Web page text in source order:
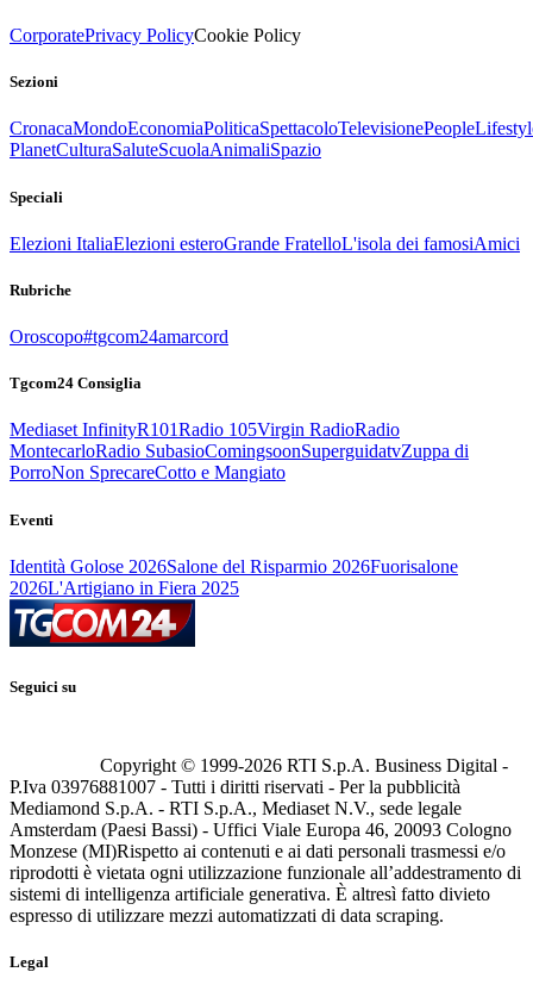
CorporatePrivacy PolicyCookie Policy
Sezioni
CronacaMondoEconomiaPoliticaSpettacoloTelevisionePeople
PlanetCulturaSaluteScuolaAnimaliSpazio
Speciali
Elezioni ItaliaElezioni esteroGrande FratelloL'isola dei famosiAmici
Rubriche
Oroscopo#tgcom24amarcord
Tgcom24 Consiglia
Mediaset InfinityR101Radio 105Virgin RadioRadio
MontecarloRadio SubasioComingsoonSuperguidatvZuppa di
PorroNon SprecareCotto e Mangiato
Eventi
Identità Golose 2026Salone del Risparmio 2026Fuorisalone
2026L'Artigiano in Fiera 2025
Seguici su
Copyright © 1999-2026 RTI S.p.A. Business Digital -
P.Iva 03976881007 - Tutti i diritti riservati - Per la pubblicità
Mediamond S.p.A. - RTI S.p.A., Mediaset N.V., sede legale
Amsterdam (Paesi Bassi) - Uffici Viale Europa 46, 20093 Cologno
Monzese (MI)Rispetto ai contenuti e ai dati personali trasmessi e/o
riprodotti è vietata ogni utilizzazione funzionale all’addestramento di
sistemi di intelligenza artificiale generativa. È altresì fatto divieto
espresso di utilizzare mezzi automatizzati di data scraping.
Legal